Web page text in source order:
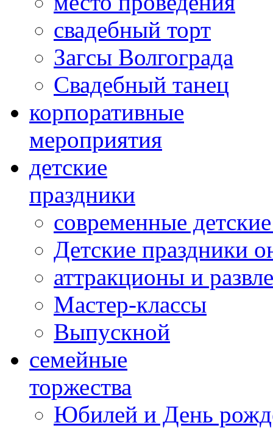
свадебный торт
Загсы Волгограда
Свадебный танец
корпоративные
мероприятия
детские
праздники
современные
Детские праздники
аттракционы и
Мастер-классы
Выпускной
cемейные
торжества
Юбилей и День